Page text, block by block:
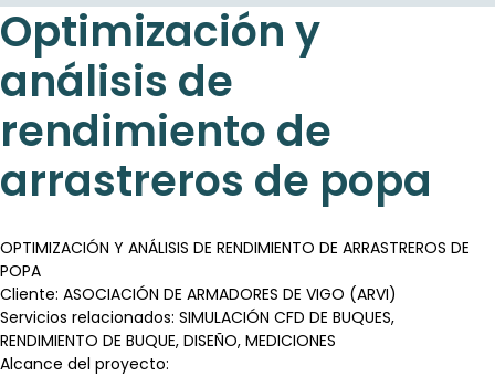
Optimización y
análisis de
rendimiento de
arrastreros de popa
OPTIMIZACIÓN Y ANÁLISIS DE RENDIMIENTO DE ARRASTREROS DE
POPA
Cliente: ASOCIACIÓN DE ARMADORES DE VIGO (ARVI)
Servicios relacionados: SIMULACIÓN CFD DE BUQUES,
RENDIMIENTO DE BUQUE, DISEÑO, MEDICIONES
Alcance del proyecto: